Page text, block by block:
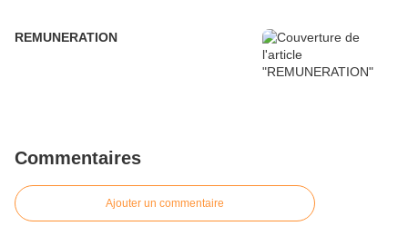
REMUNERATION
Commentaires
Ajouter un commentaire